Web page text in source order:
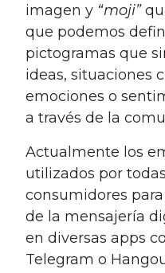
imagen y “moji”
que podemos
pictogramas que
ideas, situaciones
emociones o
a través de la
Actualmente los
utilizados por
consumidores
de la mensajería
en diversas apps
Telegram o